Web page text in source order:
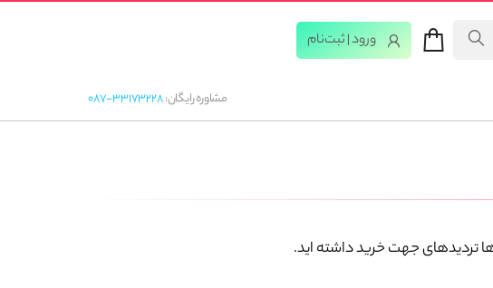
ورود | ثبت‌‌نام
مشاوره رایگان:087-33173228
تردیدهای جهت خرید داشته اید.